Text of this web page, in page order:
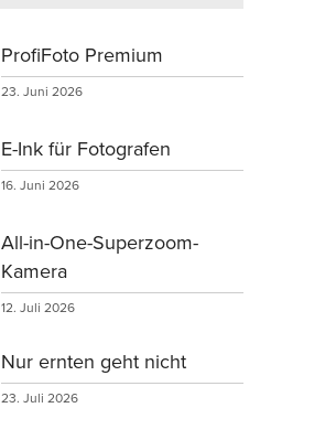
ProfiFoto Premium
23. Juni 2026
E-Ink für Fotografen
16. Juni 2026
All-in-One-Superzoom-
Kamera
12. Juli 2026
Nur ernten geht nicht
23. Juli 2026